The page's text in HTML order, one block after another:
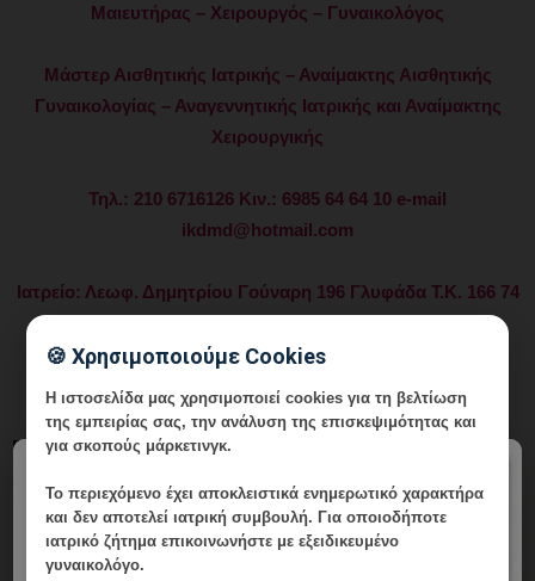
Μαιευτήρας – Χειρουργός – Γυναικολόγος
Μάστερ Αισθητικής Ιατρικής – Αναίμακτης Αισθητικής
Γυναικολογίας – Αναγεννητικής Ιατρικής και Αναίμακτης
Χειρουργικής
Τηλ.: 210 6716126 Κιν.: 6985 64 64 10 e-mail
ikdmd@hotmail.com
Ιατρείο: Λεωφ. Δημητρίου Γούναρη 196 Γλυφάδα Τ.Κ. 166 74
Εξατομικευμένη εφαρμογή πρωτοποριακών ιατρικών
Γυναικολογία – Μαιευτική – Εξατομικευμένη Διερεύνηση και
Υποβοηθούμενη Αναπαραγωγή – Επιγενετική –
Εφαρμοσμένη Γυναικολογική Βιοχημεία – Ενδοκρινολογία –
Μικροθρεπτική και Ιατρική Διατροφή – Συνεργάτης
🍪 Χρησιμοποιούμε Cookies
Η ιστοσελίδα μας χρησιμοποιεί cookies για τη βελτίωση
της εμπειρίας σας, την ανάλυση της επισκεψιμότητας και
για σκοπούς μάρκετινγκ.
Το περιεχόμενο έχειαποκλειστικά ενημερωτικό χαρακτήρα
και δεν αποτελεί ιατρική συμβουλή. Για οποιοδήποτε
ιατρικό ζήτημα επικοινωνήστε με εξειδικευμένο
γυναικολόγο.